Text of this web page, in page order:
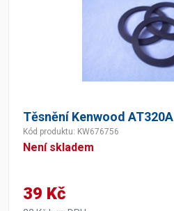
Těsnění Kenwood AT320A
Kód produktu: KW676756
Není skladem
39 Kč